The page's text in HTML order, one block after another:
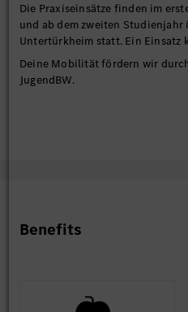
Die Praxiseinsätze finden im
und ab dem zweiten
Untertürkheim statt. Ein
Deine Mobilität fördern wir
JugendBW.
Benefits